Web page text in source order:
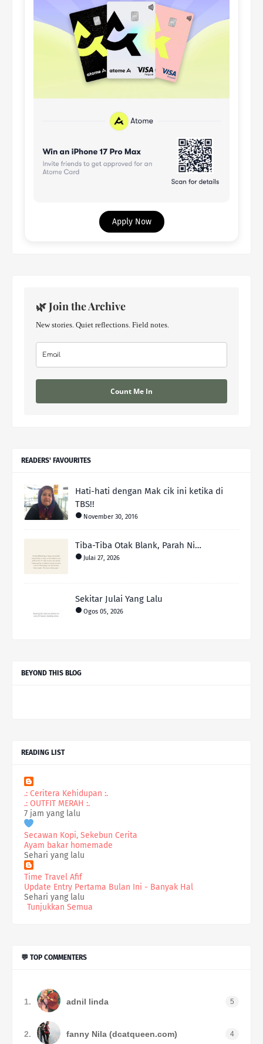
Apply Now
🌿 Join the Archive
New stories. Quiet reflections. Field notes.
Count Me In
READERS' FAVOURITES
Hati-hati dengan Mak cik ini ketika di
TBS!!
November 30, 2016
Tiba-Tiba Otak Blank, Parah Ni…
Julai 27, 2026
Sekitar Julai Yang Lalu
Ogos 05, 2026
BEYOND THIS BLOG
READING LIST
.: Ceritera Kehidupan :.
.: OUTFIT MERAH :.
7 jam yang lalu
Secawan Kopi, Sekebun Cerita
Ayam bakar homemade
Sehari yang lalu
Time Travel Afif
Update Entry Pertama Bulan Ini - Banyak Hal
Sehari yang lalu
Tunjukkan Semua
💬 TOP COMMENTERS
1. adnil linda 5
2. fanny Nila (dcatqueen.com) 4